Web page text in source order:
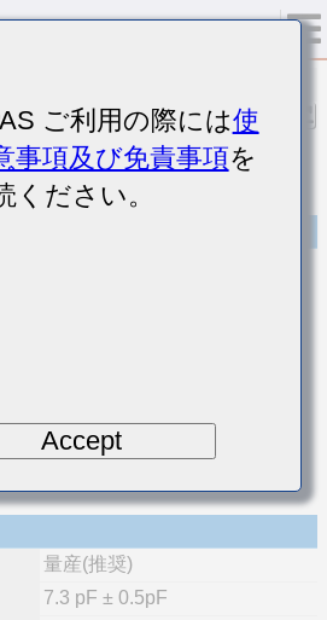
W)
ンサ (温度補償用)]
量産(推奨)
7.3 pF ± 0.5pF
ご利用の際には使
事項及び免責事項を
ください。
Accept